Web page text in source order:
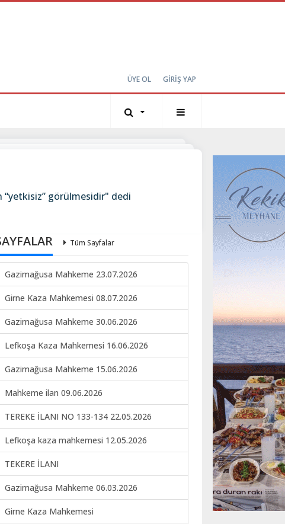
ÜYE OL GİRİŞ YAP
“yetkisiz” görülmesidir" dedi
Tüm Sayfalar
Gazimağusa Mahkeme 23.07.2026
Girne Kaza Mahkemesi 08.07.2026
Gazimağusa Mahkeme 30.06.2026
Lefkoşa Kaza Mahkemesi 16.06.2026
Gazimağusa Mahkeme 15.06.2026
Mahkeme ilan 09.06.2026
TEREKE İLANI NO 133-134 22.05.2026
Lefkoşa kaza mahkemesi 12.05.2026
TEKERE İLANI
Gazimağusa Mahkeme 06.03.2026
Girne Kaza Mahkemesi